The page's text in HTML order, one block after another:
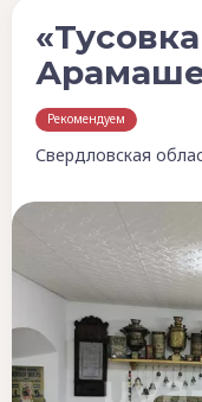
Рекомендуем
Свердловская